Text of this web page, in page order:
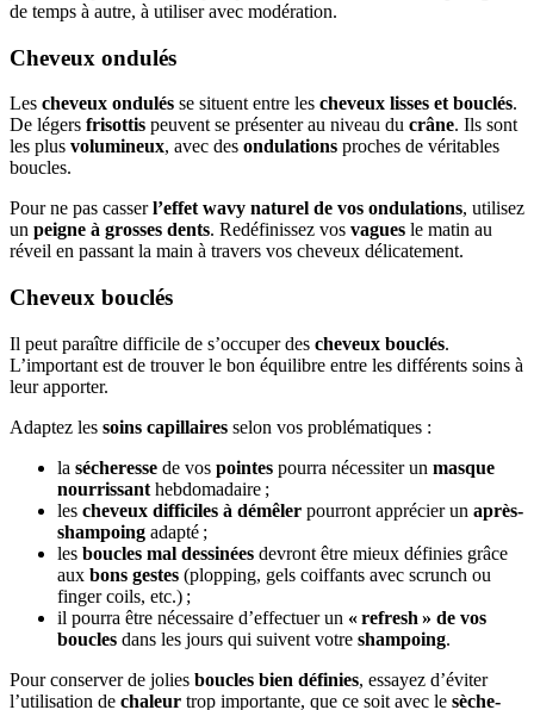
de temps à autre, à utiliser avec modération.
Cheveux ondulés
Les cheveux ondulés se situent entre les cheveux lisses et bouclés.
De légers frisottis peuvent se présenter au niveau du crâne. Ils sont
les plus volumineux, avec des ondulations proches de véritables
boucles.
Pour ne pas casserl’effet wavy naturel de vos ondulations, utilisez
un peigne à grosses dents. Redéfinissez vos vagues le matin au
réveil en passant la main à travers vos cheveux délicatement.
Cheveux bouclés
Il peut paraître difficile de s’occuper des cheveux bouclés.
L’important est de trouver le bon équilibre entre les différents soins à
leur apporter.
Adaptez les soins capillaires selon vos problématiques :
la sécheresse de vos pointes pourra nécessiter un masque
nourrissant hebdomadaire ;
les cheveux difficiles à démêler pourront apprécier un après-
shampoing adapté ;
les boucles mal dessinées devront être mieux définies grâce
aux bons gestes (plopping, gels coiffants avec scrunch ou
finger coils, etc.) ;
il pourra être nécessaire d’effectuer un « refresh » de vos
boucles dans les jours qui suivent votre shampoing.
Pour conserver de jolies boucles bien définies, essayez d’éviter
l’utilisation de chaleur trop importante, que ce soit avec le sèche-